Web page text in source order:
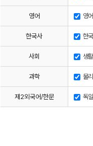
영어 영어
한국사 한
사회 생
과학 물
제2외국어/한문 독